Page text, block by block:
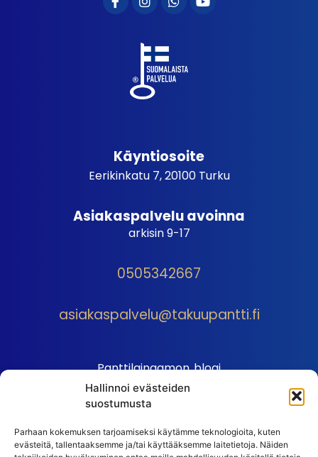
Hallinnoi evästeiden
suostumusta
Parhaan kokemuksen tarjoamiseksi käytämme teknologioita, kuten
evästeitä, tallentaaksemme ja/tai käyttääksemme laitetietoja. Näiden
Käyntiosoite
Eerikinkatu 7, 20100 Turku
Asiakaspalvelu avoinna
arkisin 9-17
0505342667
asiakaspalvelu@takuupantti.fi
Panttilainaamon blogi
Palveluhinnasto
Sopimusehdot
Autopantin sopimusehdot